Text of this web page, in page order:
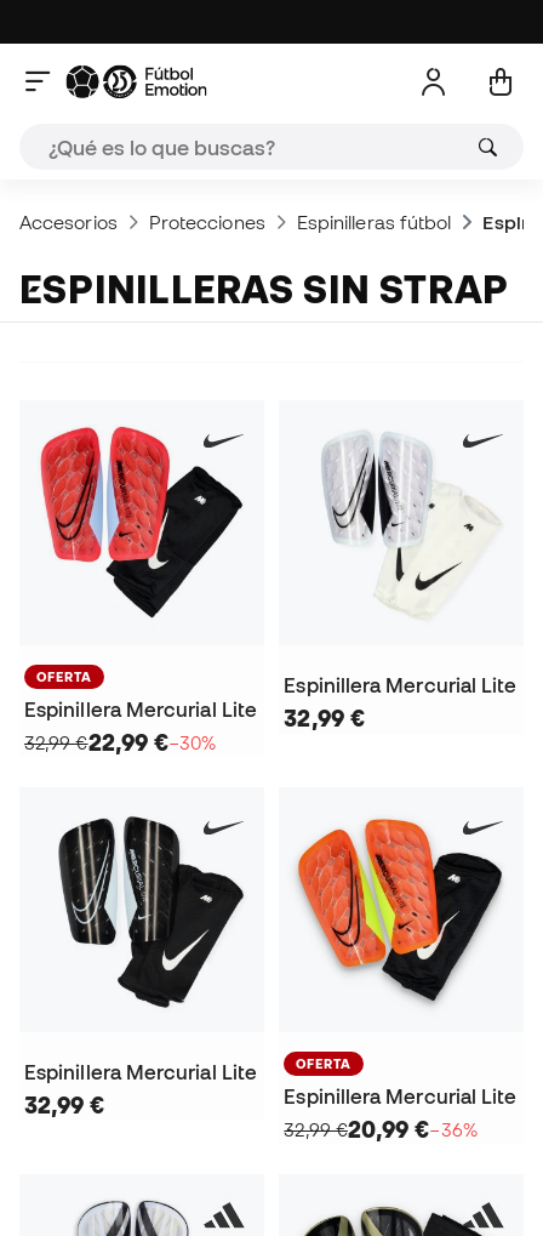
Accesorios Protecciones Espinilleras fútbol
ESPINILLERAS SIN STRAP
OFERTA
Espinillera Mercurial Lite
32,99 €22,99 €−30%
Espinillera Mercurial Lite
32,99 €
Espinillera Mercurial Lite
32,99 €
OFERTA
Espinillera Mercurial Lite
32,99 €20,99 €−36%